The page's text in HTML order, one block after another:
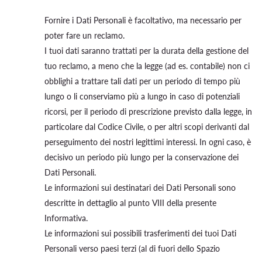
Fornire i Dati Personali è facoltativo, ma necessario per
poter fare un reclamo.
I tuoi dati saranno trattati per la durata della gestione del
tuo reclamo, a meno che la legge (ad es. contabile) non ci
obblighi a trattare tali dati per un periodo di tempo più
lungo o li conserviamo più a lungo in caso di potenziali
ricorsi, per il periodo di prescrizione previsto dalla legge, in
particolare dal Codice Civile, o per altri scopi derivanti dal
perseguimento dei nostri legittimi interessi. In ogni caso, è
decisivo un periodo più lungo per la conservazione dei
Dati Personali.
Le informazioni sui destinatari dei Dati Personali sono
descritte in dettaglio al punto VIII della presente
Informativa.
Le informazioni sui possibili trasferimenti dei tuoi Dati
Personali verso paesi terzi (al di fuori dello Spazio